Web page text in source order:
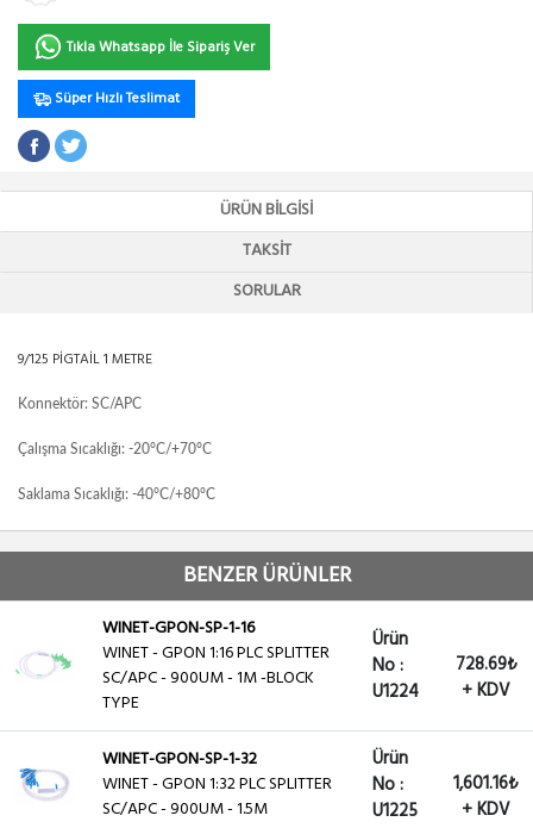
Tıkla Whatsapp İle Sipariş Ver
Süper Hızlı Teslimat
ÜRÜN BILGISI
TAKSIT
SORULAR
9/125 PİGTAİL 1 METRE
Konnektör: SC/APC
Çalışma Sıcaklığı: -20°C/+70°C
Saklama Sıcaklığı: -40°C/+80°C
BENZER ÜRÜNLER
WINET-GPON-SP-1-16
WINET - GPON 1:16 PLC SPLITTER
SC/APC - 900UM - 1M -BLOCK
TYPE
Ürün
No :
U1224
728.69₺
+ KDV
WINET-GPON-SP-1-32
WINET - GPON 1:32 PLC SPLITTER
SC/APC - 900UM - 1.5M
Ürün
No :
U1225
1,601.16₺
+ KDV